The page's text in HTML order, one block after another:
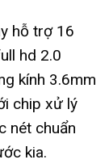
hỗ trợ 16
hd 2.0
kính 3.6mm
chip xử lý
nét chuẩn
kia.